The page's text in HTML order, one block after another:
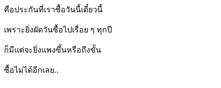
คือประกันที่เราซื้อวันนี้เดี๋ยวนี้
เพราะยิ่งผัดวันซื้อไปเรื่อย ๆ ทุกปี
ก็มีแต่จะยิ่งแพงขึ้นหรือถึงขั้น
ซื้อไม่ได้อีกเลย..